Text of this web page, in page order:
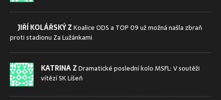
JIŘÍ KOLÁŘSKÝ ZKoalice ODS a TOP 09 už možná našla zbraň
proti stadionu Za Lužánkami
KATRINA ZDramatické poslední kolo MSFL: V soutěži
vítězí SK Líšeň